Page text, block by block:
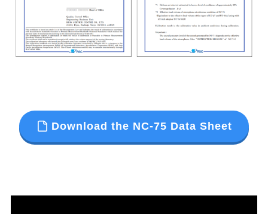
Download the NC-75 Data Sheet